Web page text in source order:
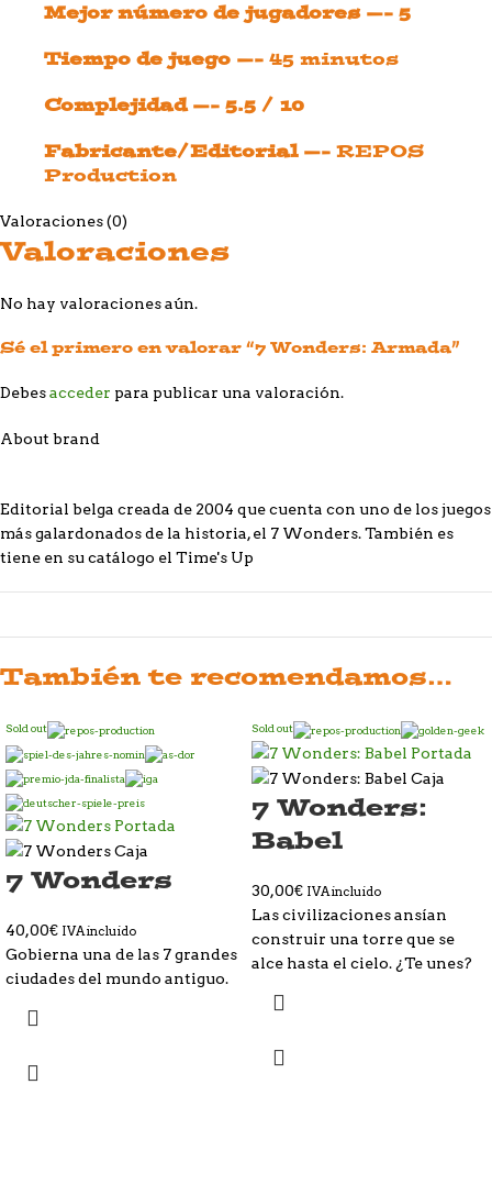
Mejor número de jugadores —- 5
Tiempo de juego —- 45 minutos
Complejidad —- 5.5 / 10
Fabricante/Editorial —- REPOS
Production
Valoraciones (0)
Valoraciones
No hay valoraciones aún.
Sé el primero en valorar “7 Wonders: Armada”
Debesacceder para publicar una valoración.
About brand
Editorial belga creada de 2004 que cuenta con uno de los juegos
más galardonados de la historia, el 7 Wonders. También es
tiene en su catálogo el Time's Up
También te recomendamos…
Sold out
7 Wonders
40,00€ IVA incluido
Gobierna una de las 7 grandes
ciudades del mundo antiguo.
Sold out
7 Wonders:
Babel
30,00€ IVA incluido
Las civilizaciones ansían
construir una torre que se
alce hasta el cielo. ¿Te unes?